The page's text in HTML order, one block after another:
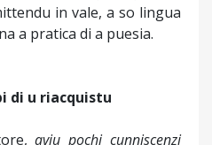
in vale, a so lingua
a pratica di a puesia.
di u riacquistu
aviu pochi cunniscenzi